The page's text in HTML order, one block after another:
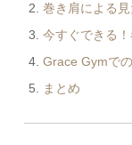
巻き肩による
今すぐできる
Grace Gymで
まとめ